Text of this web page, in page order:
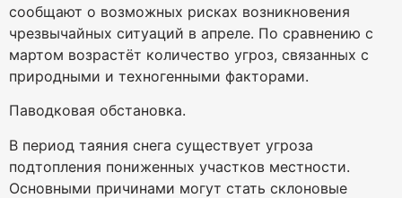
сообщают о возможных рисках возникновения
чрезвычайных ситуаций в апреле. По сравнению с
мартом возрастёт количество угроз, связанных с
природными и техногенными факторами.
Паводковая обстановка.
В период таяния снега существует угроза
подтопления пониженных участков местности.
Основными причинами могут стать склоновые